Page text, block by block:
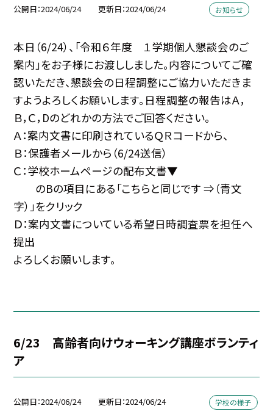
公開日 2024/06/24 更新日 2024/06/24 お知らせ
本日（6/24）、「令和６年度 １学期個人懇談会のご
案内」をお子様にお渡ししました。内容についてご確
認いただき、懇談会の日程調整にご協力いただきま
すようよろしくお願いします。日程調整の報告はＡ，
Ｂ，Ｃ，Dのどれかの方法でご回答ください。
Ａ：案内文書に印刷されているＱＲコードから、
Ｂ：保護者メールから（6/24送信）
Ｃ：学校ホームページの配布文書▼
のBの項目にある「こちらと同じです ⇒（青文
字）」をクリック
Ｄ：案内文書についている希望日時調査票を担任へ
提出
よろしくお願いします。
6/23 高齢者向けウォーキング講座ボランティ
ア
公開日 2024/06/24 更新日 2024/06/24 学校の様子